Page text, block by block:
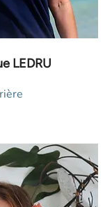
LEDRU